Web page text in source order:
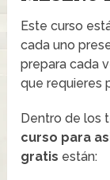
Este curso
cada uno
prepara cada
que requieres
Dentro de los
curso para
gratis están: